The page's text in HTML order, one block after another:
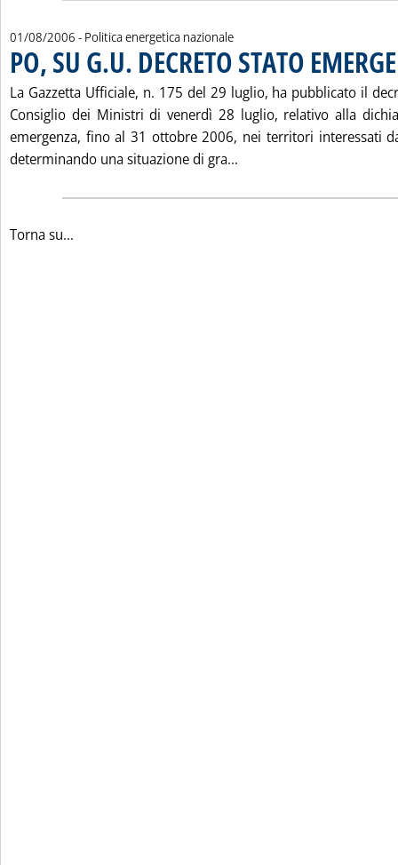
01/08/2006 - Politica energetica nazionale
PO, SU G.U. DECRETO STATO
La Gazzetta Ufficiale, n. 175 del 29 luglio, ha pubblicato il
Consiglio dei Ministri di venerdì 28 luglio, relativo alla
emergenza, fino al 31 ottobre 2006, nei territori interessati
determinando una situazione di gra...
Torna su...